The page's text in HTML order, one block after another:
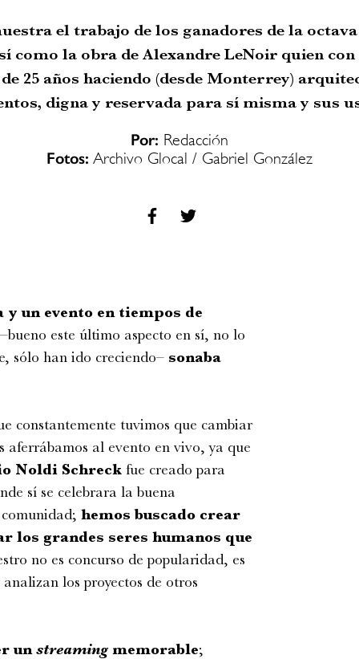
el trabajo de los ganadores de la
como la obra de Alexandre LeNoir quien
25 años haciendo (desde Monterrey)
digna y reservada para sí misma y sus
Por: Redacción
Fotos: Archivo Glocal / Gabriel González
un evento en tiempos de
este último aspecto en sí, no lo
sólo han ido creciendo– sonaba
constantemente tuvimos que cambiar
aferrábamos al evento en vivo, ya que
Noldi Schreck fue creado para
sí se celebrara la buena
hemos buscado crear
los grandes seres humanos que
no es concurso de popularidad, es
los proyectos de otros
unstreaming memorable;